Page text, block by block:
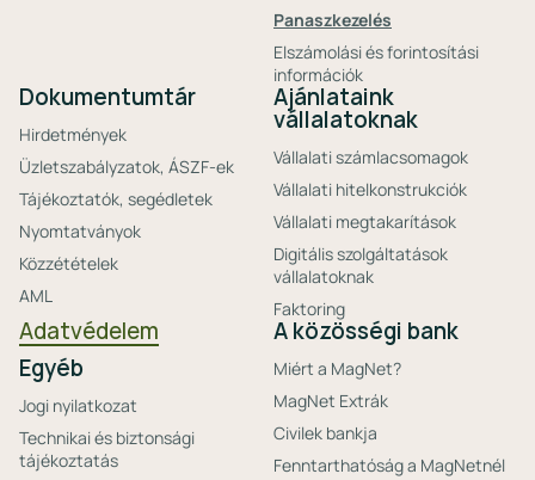
Panaszkezelés
Elszámolási és forintosítási
információk
Dokumentumtár
Hirdetmények
Üzletszabályzatok, ÁSZF-ek
Tájékoztatók, segédletek
Nyomtatványok
Közzétételek
AML
Ajánlataink
vállalatoknak
Vállalati számlacsomagok
Vállalati hitelkonstrukciók
Vállalati megtakarítások
Digitális szolgáltatások
vállalatoknak
Faktoring
Adatvédelem
Egyéb
Jogi nyilatkozat
Technikai és biztonsági
tájékoztatás
A közösségi bank
Miért a MagNet?
MagNet Extrák
Civilek bankja
Fenntarthatóság a MagNetnél